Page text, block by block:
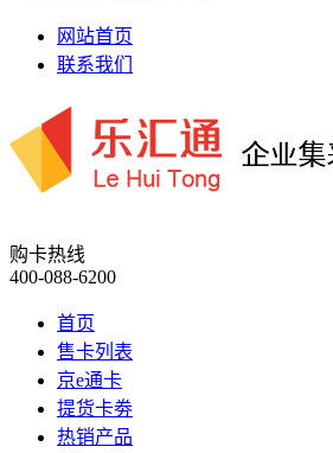
网站首页
联系我们
购卡热线
400-088-6200
首页
售卡列表
京e通卡
提货卡劵
热销产品